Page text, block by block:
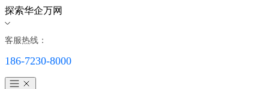
探索华企万网
客服热线：
186-7230-8000